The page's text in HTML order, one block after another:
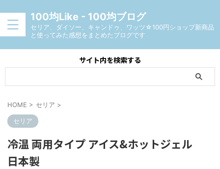
100均Like - 100均ブログ
セリア、ダイソー、キャンドゥ、ワッツ☆100円ショップ新商品
と使ってみた感想をまとめたブログです
サイト内を検索する
HOME > セリア >
セリア
冷温 両用タイプ アイス&ホットジェル
日本製